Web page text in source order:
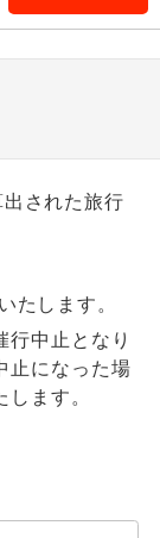
された旅行
たします。
行中止となり
止になった場
ます。